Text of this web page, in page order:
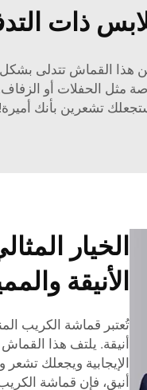
ذات
القماش تتدلى
مثل الحفلات أو
تشعرين بأنك أميرة!
الخيار
الأنيقة
تُعتبر قماشة الكريب
أنيقة. يلتف هذا
الإيجابية ويجعلك